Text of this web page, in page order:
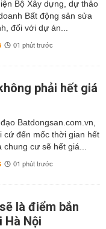
Bộ Xây dựng, dự thảo
Bất động sản sửa
đối với dự án...
01 phút trước
phải hết giá
Batdongsan.com.vn,
cứ đến mốc thời gian hết
chung cư sẽ hết giá...
01 phút trước
là điểm bắn
Hà Nội